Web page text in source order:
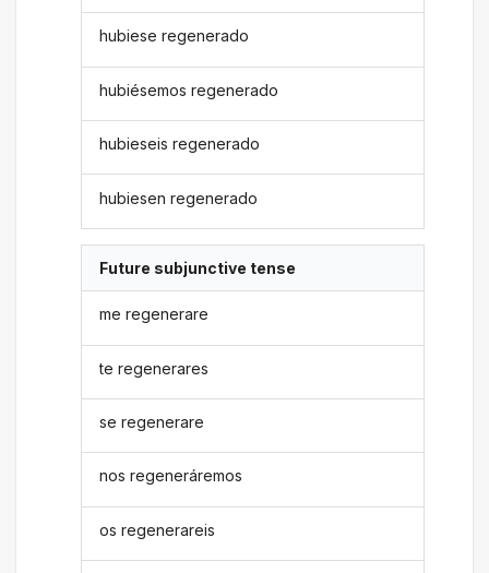
hubiese regenerado
hubiésemos regenerado
hubieseis regenerado
hubiesen regenerado
Future subjunctive tense
me regenerare
te regenerares
se regenerare
nos regeneráremos
os regenerareis